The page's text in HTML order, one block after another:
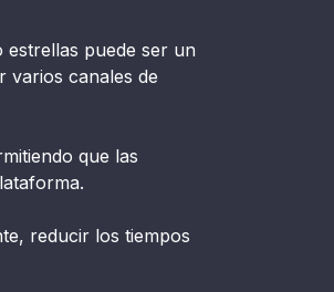
puede ser un
varios canales de
que las
reducir los tiempos